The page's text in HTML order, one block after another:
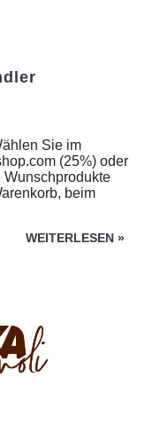
Sie im
(25%) oder
Wunschprodukte
beim
WEITERLESEN »